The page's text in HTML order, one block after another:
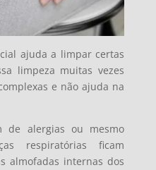
ajuda a limpar certas
limpeza muitas vezes
e não ajuda na
alergias ou mesmo
respiratórias ficam
almofadas internas dos